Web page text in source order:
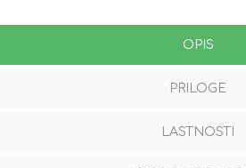
OPIS
PRILOGE
LASTNOSTI